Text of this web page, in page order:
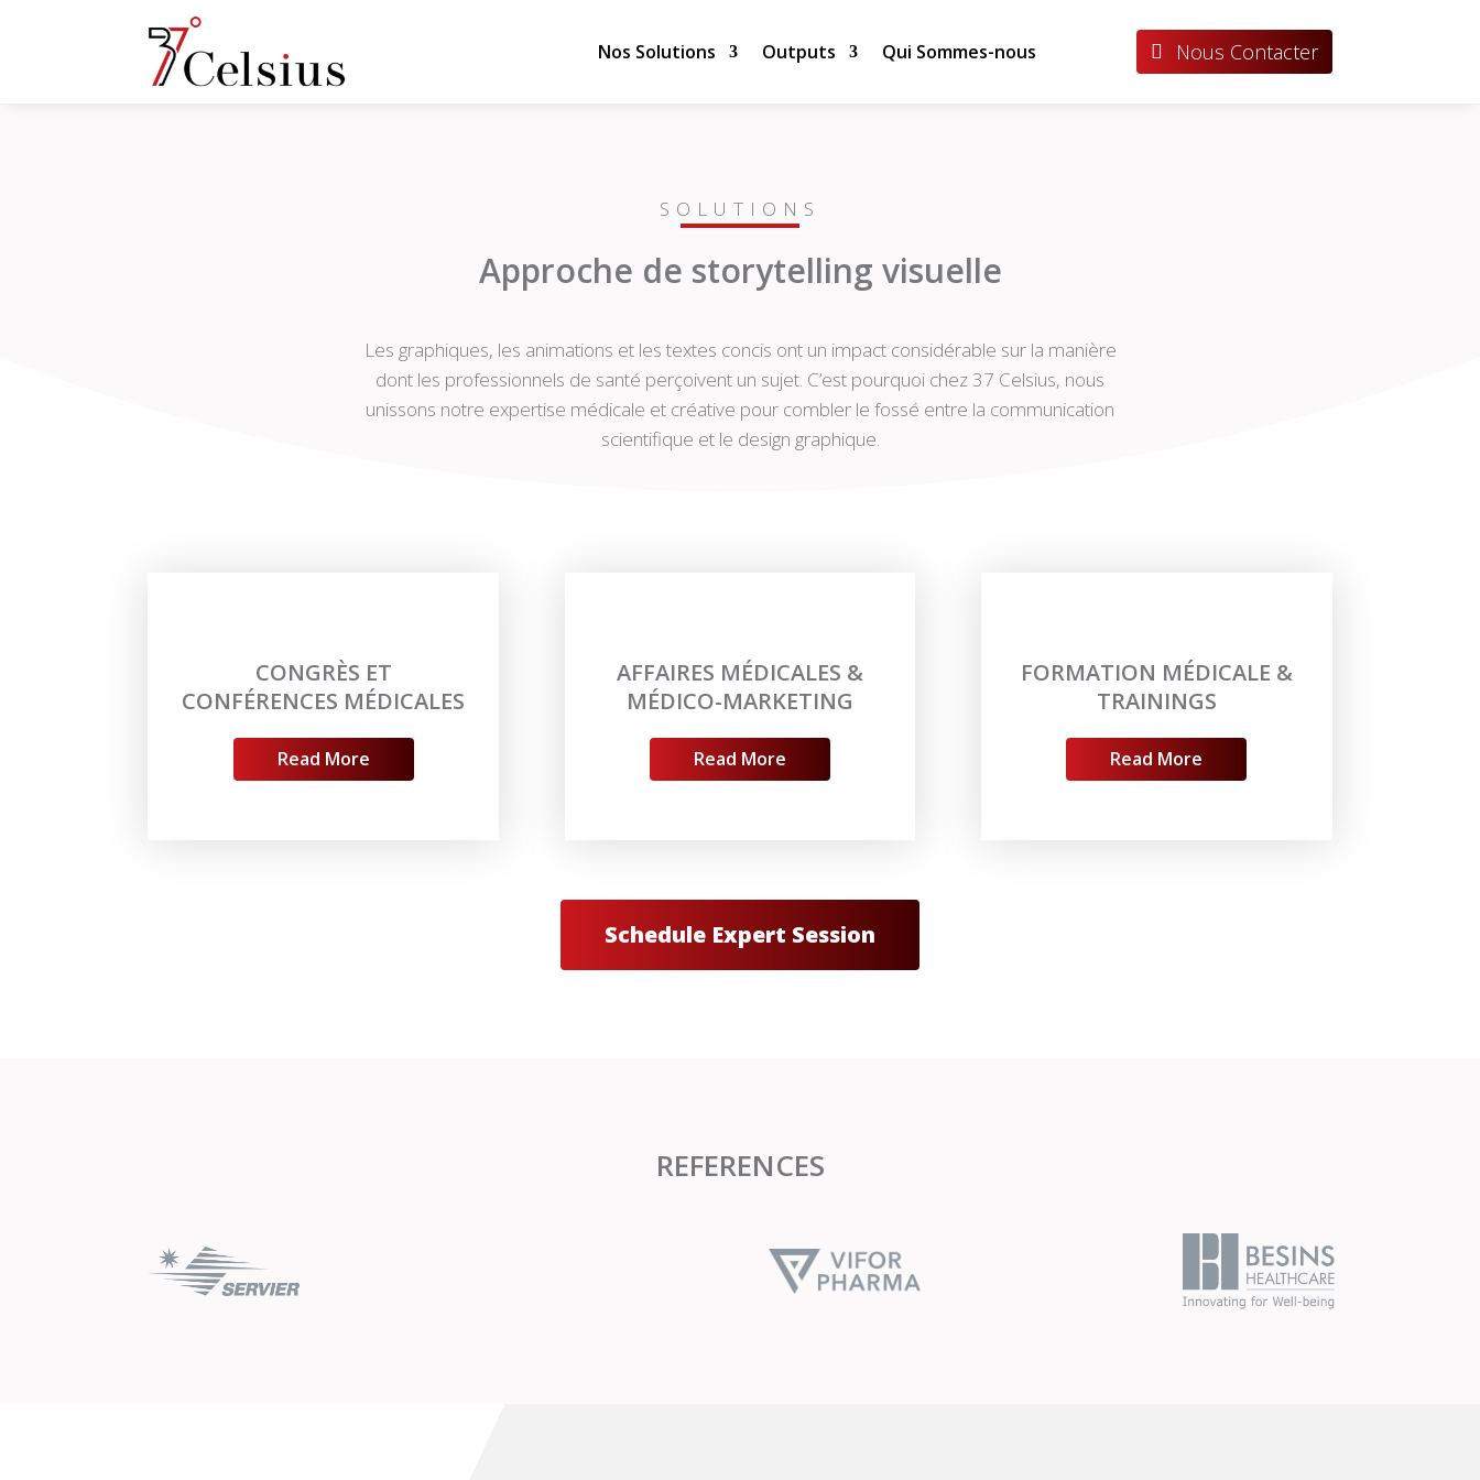
Nos Solutions Outputs Qui Sommes-nous Nous Contacter
SOLUTIONS
Approche de storytelling visuelle
Les graphiques, les animations et les textes concis ont un impact considérable sur la manière
dont les professionnels de santé perçoivent un sujet. C’est pourquoi chez 37 Celsius, nous
unissons notre expertise médicale et créative pour combler le fossé entre la communication
scientifique et le design graphique.
CONGRÈS ET
CONFÉRENCES MÉDICALES
Read More
AFFAIRES MÉDICALES &
MÉDICO-MARKETING
Read More
FORMATION MÉDICALE &
TRAININGS
Read More
Schedule Expert Session
REFERENCES